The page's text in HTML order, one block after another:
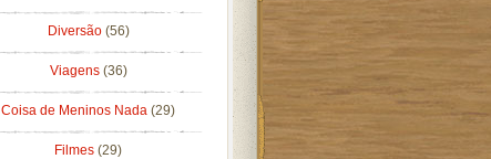
Diversão (56)
Viagens (36)
Coisa de Meninos Nada (29)
Filmes (29)